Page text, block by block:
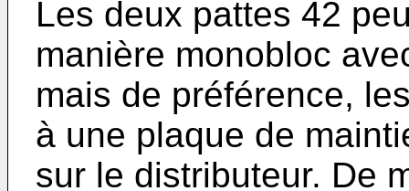
Les deux pattes 42
manière monobloc
mais de préférence,
à une plaque de
sur le distributeur. De